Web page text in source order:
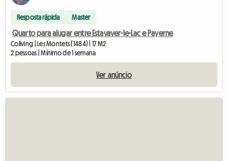
Resposta rápida Master
Quarto para alugar entre Estavayer-le-Lac e Payerne
Coliving | Les Montets (1484) | 17 M2
2 pessoas | Mínimo de 1 semana
Ver anúncio